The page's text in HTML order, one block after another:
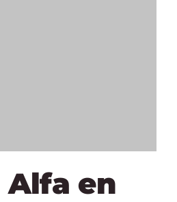
Alfa en